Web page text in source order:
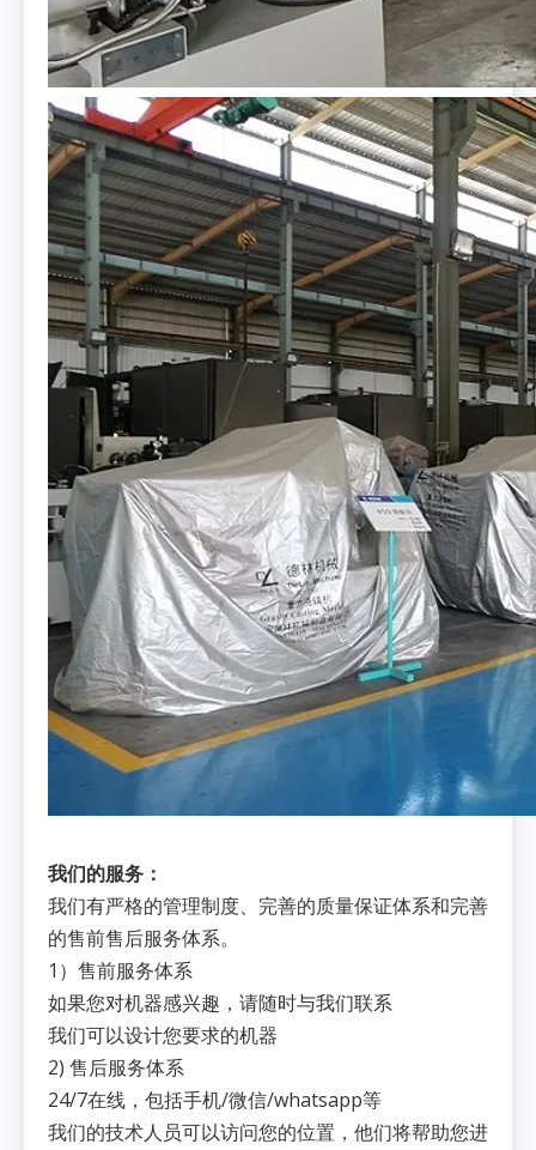
我们的服务：
我们有严格的管理制度、完善的质量保证体系和完善
的售前售后服务体系。
1）售前服务体系
如果您对机器感兴趣，请随时与我们联系
我们可以设计您要求的机器
2) 售后服务体系
24/7在线，包括手机/微信/whatsapp等
我们的技术人员可以访问您的位置，他们将帮助您进